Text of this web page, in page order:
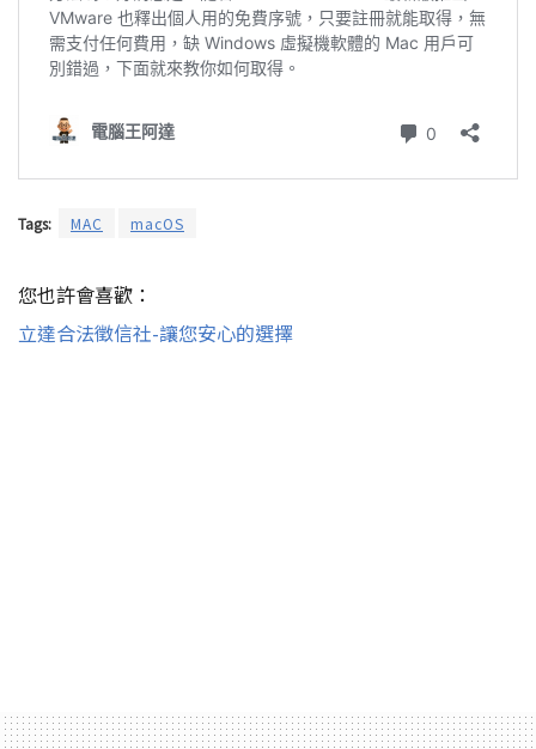
Tags: MAC macOS
您也許會喜歡：
立達合法徵信社-讓您安心的選擇